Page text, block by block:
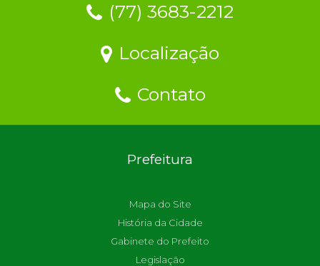
(77) 3683-2212
Localização
Contato
Prefeitura
Mapa do Site
História da Cidade
Gabinete do Prefeito
Legislação